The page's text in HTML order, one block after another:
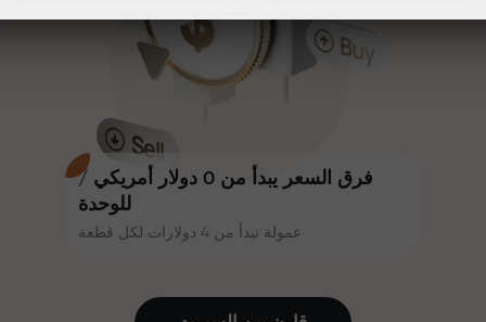
فرق السعر يبدأ من 0 دولار أمريكي /
للوحدة
عمولة تبدأ من 4 دولارات لكل قطعة
تتشارك سرعة المسار وسرعة التداول
نفس القيم. يُضفي أليش لوبرايس
عناصر الحماس والانضباط على عالم
التداول، ويعمل كشريك يُلهم العملاء
لتحقيق أهداف طموحة.
إنستا فوركس على هاتف آيفون أو ماك
نحن نضمن أرباحك
مكافأة تصل إلى 1000 ضعف - أكبر